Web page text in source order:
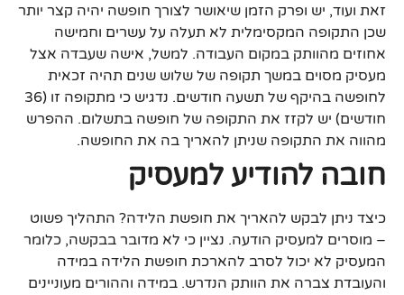
זאת ועוד, יש ופרק הזמן שיאושר לצורך חופשה יהיה קצר יותר
שכן התקופה המקסימלית לא תעלה על עשרים וחמישה
אחוזים מהוותק במקום העבודה. למשל, אישה שעבדה אצל
מעסיק מסוים במשך תקופה של שלוש שנים תהיה זכאית
לחופשה בהיקף של תשעה חודשים. נדגיש כי מתקופה זו (36
חודשים) יש לקזז את התקופה של חופשה בתשלום. ההפרש
מהווה את התקופה שניתן להאריך בה את החופשה.
חובה להודיע למעסיק
כיצד ניתן לבקש להאריך את חופשת הלידה? התהליך פשוט
– מוסרים למעסיק הודעה. נציין כי לא מדובר בבקשה, כלומר
המעסיק לא יכול לסרב להארכת חופשת הלידה במידה
והעובדת צברה את הוותק הנדרש. במידה וההורים מעוניינים